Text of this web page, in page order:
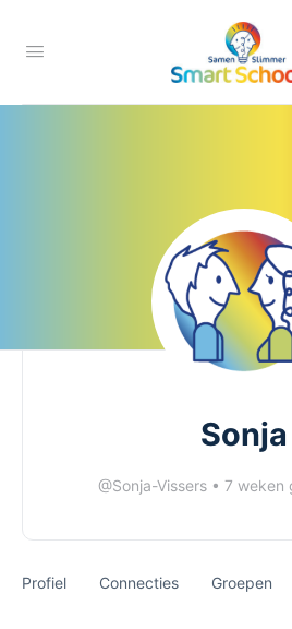
Sonja
@Sonja-Vissers • 7 weken
Profiel Connecties Groepen